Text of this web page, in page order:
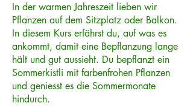
In der warmen Jahreszeit lieben wir
Pflanzen auf dem Sitzplatz oder Balkon.
In diesem Kurs erfährst du, auf was es
ankommt, damit eine Bepflanzung lange
hält und gut aussieht. Du bepflanzt ein
Sommerkistli mit farbenfrohen Pflanzen
und geniesst es die Sommermonate
hindurch.